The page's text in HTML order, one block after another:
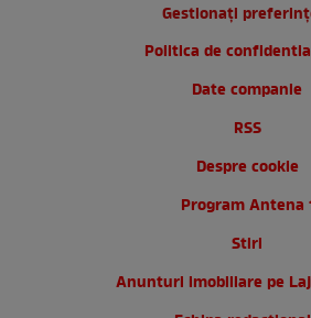
Gestionați
Politica de
Date companie
RSS
Despre cookie
Program Antena
Stiri
Anunturi imobiliare pe